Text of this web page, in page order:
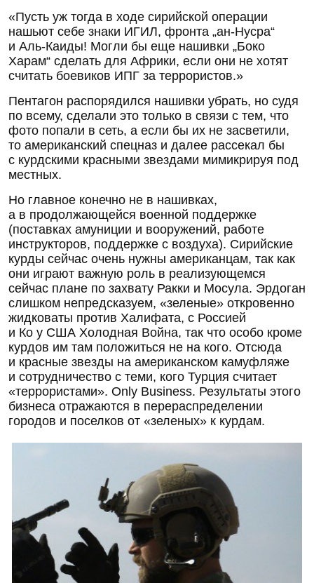
«Пусть уж тогда в ходе сирийской операции
нашьют себе знаки ИГИЛ, фронта „ан-Нусра“
и Аль-Каиды! Могли бы еще нашивки „Боко
Харам“ сделать для Африки, если они не хотят
считать боевиков ИПГ за террористов.»
Пентагон распорядился нашивки убрать, но судя
по всему, сделали это только в связи с тем, что
фото попали в сеть, а если бы их не засветили,
то американский спецназ и далее рассекал бы
с курдскими красными звездами мимикрируя под
местных.
Но главное конечно не в нашивках,
а в продолжающейся военной поддержке
(поставках амуниции и вооружений, работе
инструкторов, поддержке с воздуха). Сирийские
курды сейчас очень нужны американцам, так как
они играют важную роль в реализующемся
сейчас плане по захвату Ракки и Мосула. Эрдоган
слишком непредсказуем, «зеленые» откровенно
жидковаты против Халифата, с Россией
и Ко у США Холодная Война, так что особо кроме
курдов им там положиться не на кого. Отсюда
и красные звезды на американском камуфляже
и сотрудничество с теми, кого Турция считает
«террористами». Only Business. Результаты этого
бизнеса отражаются в перераспределении
городов и поселков от «зеленых» к курдам.